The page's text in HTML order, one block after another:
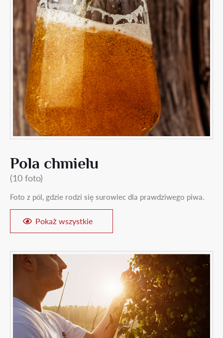
Pola chmielu
(10 foto)
Foto z pól, gdzie rodzi się surowiec dla prawdziwego piwa.
Pokaż wszystkie